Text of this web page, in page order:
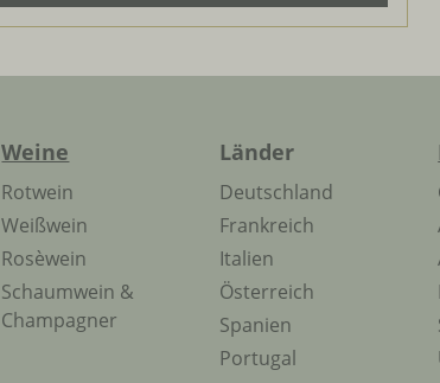
Weine
Rotwein
Weißwein
Rosèwein
Schaumwein &
Champagner
Länder
Deutschland
Frankreich
Italien
Österreich
Spanien
Portugal